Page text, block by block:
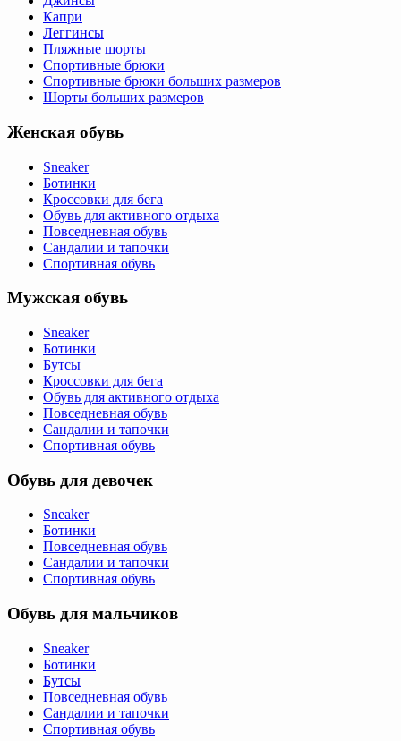
Капри
Леггинсы
Пляжные шорты
Спортивные брюки
Спортивные брюки больших размеров
Шорты больших размеров
Женская обувь
Sneaker
Ботинки
Кроссовки для бега
Обувь для активного отдыха
Повседневная обувь
Сандалии и тапочки
Спортивная обувь
Мужская обувь
Sneaker
Ботинки
Бутсы
Кроссовки для бега
Обувь для активного отдыха
Повседневная обувь
Сандалии и тапочки
Спортивная обувь
Обувь для девочек
Sneaker
Ботинки
Повседневная обувь
Сандалии и тапочки
Спортивная обувь
Обувь для мальчиков
Sneaker
Ботинки
Бутсы
Повседневная обувь
Сандалии и тапочки
Спортивная обувь